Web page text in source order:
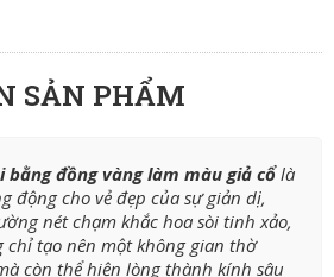
SẢN PHẨM
bằng đồng vàng làm màu giả cổlà
động cho vẻ đẹp của sự giản dị,
nét chạm khắc hoa sòi tinh xảo,
chỉ tạo nên một không gian thờ
còn thể hiện lòng thành kính sâu